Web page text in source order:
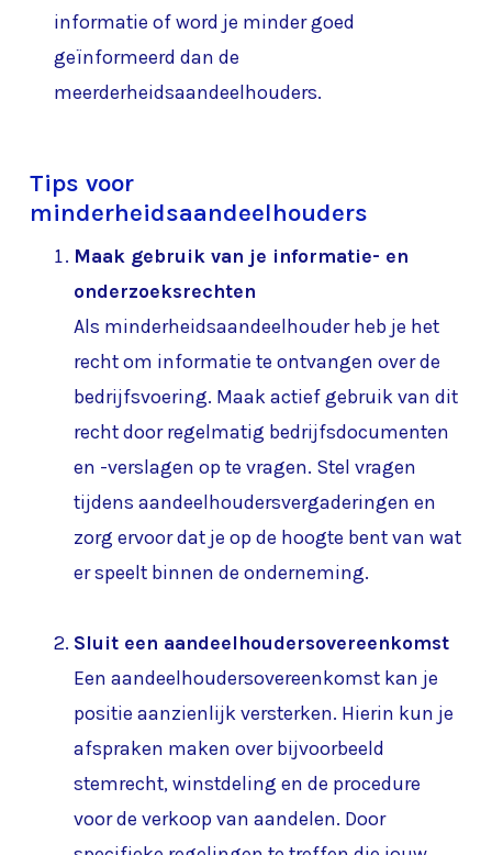
informatie of word je minder goed
geïnformeerd dan de
meerderheidsaandeelhouders.
Tips voor
minderheidsaandeelhouders
Maak gebruik van je informatie- en
onderzoeksrechten
Als minderheidsaandeelhouder heb je het
recht om informatie te ontvangen over de
bedrijfsvoering. Maak actief gebruik van dit
recht door regelmatig bedrijfsdocumenten
en -verslagen op te vragen. Stel vragen
tijdens aandeelhoudersvergaderingen en
zorg ervoor dat je op de hoogte bent van wat
er speelt binnen de onderneming.
Sluit een aandeelhoudersovereenkomst
Een aandeelhoudersovereenkomst kan je
positie aanzienlijk versterken. Hierin kun je
afspraken maken over bijvoorbeeld
stemrecht, winstdeling en de procedure
voor de verkoop van aandelen. Door